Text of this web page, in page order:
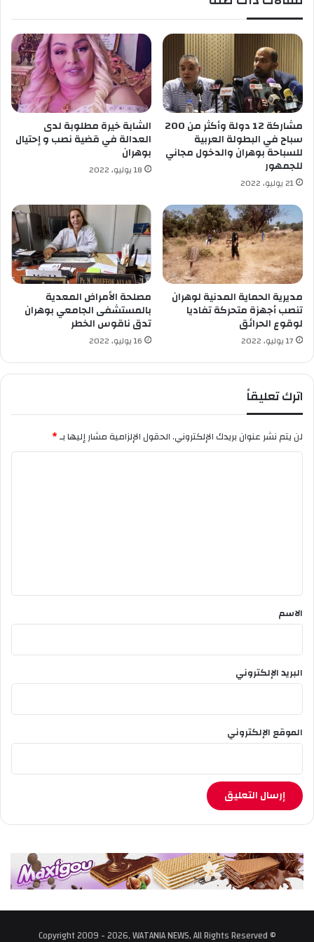
ح
د
ث
ر
و
م
ر
و
ع
و
ه
ر
ا
ن
ر
س
م
أ
و
ي
م
ب
ي
د
ط
و
ك
ي
و
ل
م
ه
ر
ا
ك
ا
مشاركة 12 دولة وأكثر من 200
سباح في البطولة العربية
للسباحة بوهران والدخول مجاني
للجمهور
21 يوليو، 2022
الشابة خيرة مطلوبة لدى
العدالة في قضية نصب و إحتيال
بوهران
18 يوليو، 2022
مديرية الحماية المدنية لوهران
تنصب أجهزة متحركة تفاديا
لوقوع الحرائق
17 يوليو، 2022
مصلحة الأمراض المعدية
بالمستشفى الجامعي بوهران
تدق ناقوس الخطر
16 يوليو، 2022
اترك تعليقاً
لن يتم نشر عنوان بريدك الإلكتروني.الحقول الإلزامية مشار إليها بـ*
*
الاسم
البريد الإلكتروني
الموقع الإلكتروني
© Copyright 2009 - 2026, WATANIA NEWS, All Rights Reserved